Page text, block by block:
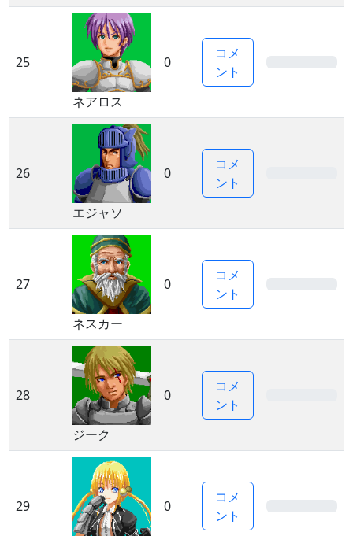
25
ネアロス
0
コメ
ント
26
エジャソ
0
コメ
ント
27
ネスカー
0
コメ
ント
28
ジーク
0
コメ
ント
29 0
コメ
ント